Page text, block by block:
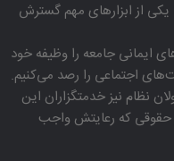
یكی از ابزارهای مهم گسترش
ایمانی جامعه را وظیفه خود
اجتماعی را رصد می‌كنیم.
نظام نیز خدمتگزاران این
حقوقی كه رعایتش واجب